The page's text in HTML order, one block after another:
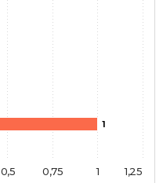
1
1
0,5 0,75 1,25